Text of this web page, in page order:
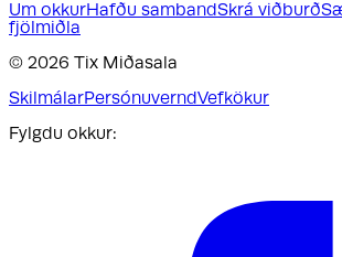
Um okkurHafðu sambandSkrá viðburð
fjölmiðla
© 2026 Tix Miðasala
SkilmálarPersónuverndVefkökur
Fylgdu okkur: